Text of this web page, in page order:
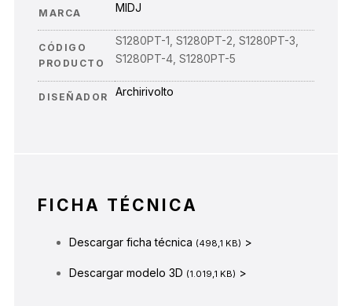
MARCA MIDJ
CÓDIGO
PRODUCTO
S1280PT-1, S1280PT-2, S1280PT-3,
S1280PT-4, S1280PT-5
DISEÑADOR Archirivolto
FICHA TÉCNICA
Descargar ficha técnica (498,1 KB) >
Descargar modelo 3D (1.019,1 KB) >